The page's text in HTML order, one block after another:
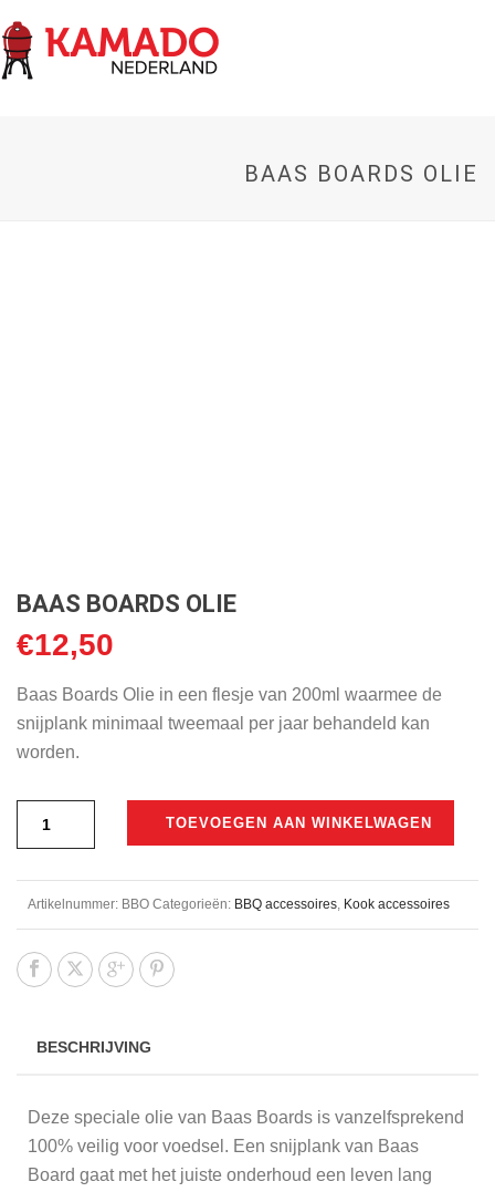
BAAS BOARDS OLIE
BAAS BOARDS OLIE
€12,50
Baas Boards Olie in een flesje van 200ml waarmee de
snijplank minimaal tweemaal per jaar behandeld kan
worden.
TOEVOEGEN AAN WINKELWAGEN
Artikelnummer: BBO Categorieën: BBQ accessoires Kook accessoires
BESCHRIJVING
Deze speciale olie van Baas Boards is vanzelfsprekend
100% veilig voor voedsel. Een snijplank van Baas
Board gaat met het juiste onderhoud een leven lang